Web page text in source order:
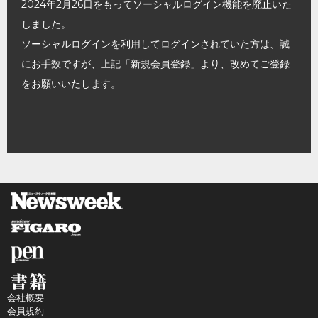
2024年2月26日をもってソーシャルログイン機能を廃止いた
しました。
ソーシャルログインを利用してログインされていた方は、誠
にお手数ですが、上記「新規会員登録」より、改めてご登録
をお願いいたします。
会社概要
会員規約